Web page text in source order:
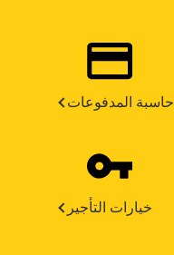
حاسبة المدفوعات
خيارات التأجير